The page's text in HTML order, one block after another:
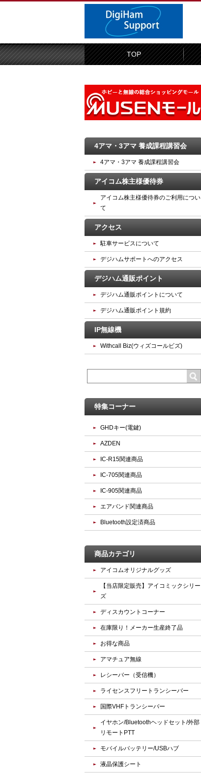
TOP
4アマ・3アマ 養成課程講習会
4アマ・3アマ 養成課程講習会
アイコム株主様優待券
アイコム株主様優待券のご利用につい
て
アクセス
駐車サービスについて
デジハムサポートへのアクセス
デジハム通販ポイント
デジハム通販ポイントについて
デジハム通販ポイント規約
IP無線機
Withcall Biz(ウィズコールビズ)
特集コーナー
GHDキー(電鍵)
AZDEN
IC-R15関連商品
IC-705関連商品
IC-905関連商品
エアバンド関連商品
Bluetooth設定済商品
商品カテゴリ
アイコムオリジナルグッズ
【当店限定販売】アイコミックシリー
ズ
ディスカウントコーナー
在庫限り！メーカー生産終了品
お得な商品
アマチュア無線
レシーバー（受信機）
ライセンスフリートランシーバー
国際VHFトランシーバー
イヤホン/Bluetoothヘッドセット/外部
リモートPTT
モバイルバッテリー/USBハブ
液晶保護シート